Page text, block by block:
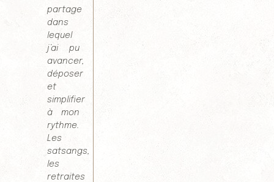
partage
dans
lequel
j’ai pu
avancer,
déposer
et
simplifier
à mon
rythme.
Les
satsangs,
les
retraites